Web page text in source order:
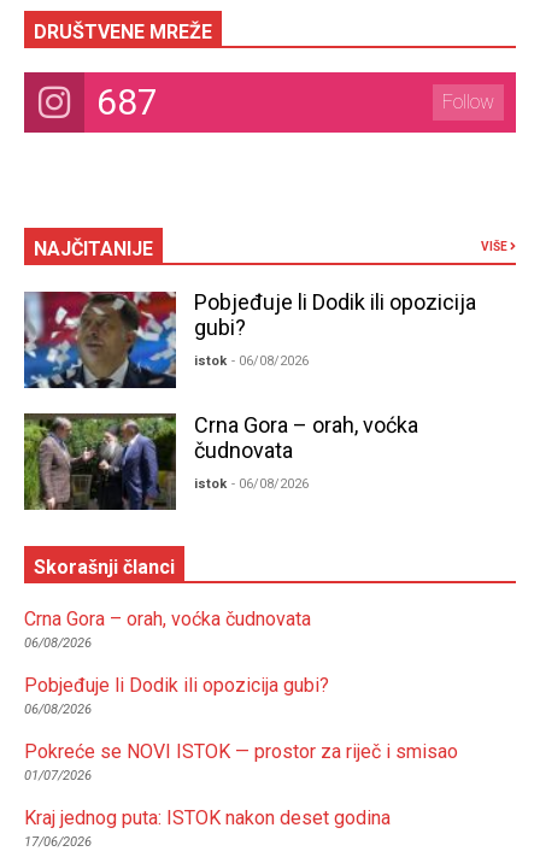
DRUŠTVENE MREŽE
687 Follow
NAJČITANIJE VIŠE
Pobjeđuje li Dodik ili opozicija
gubi?
istok - 06/08/2026
Crna Gora – orah, voćka
čudnovata
istok - 06/08/2026
Skorašnji članci
Crna Gora – orah, voćka čudnovata
06/08/2026
Pobjeđuje li Dodik ili opozicija gubi?
06/08/2026
Pokreće se NOVI ISTOK — prostor za riječ i smisao
01/07/2026
Kraj jednog puta: ISTOK nakon deset godina
17/06/2026